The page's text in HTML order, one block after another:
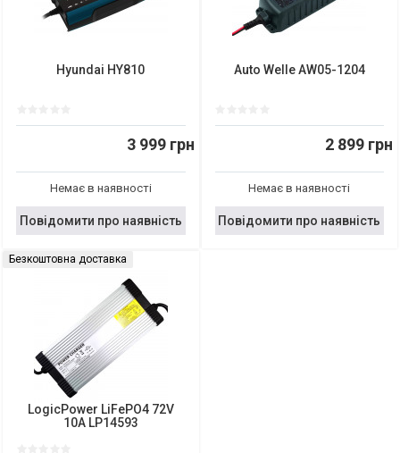
Hyundai HY810
3 999 грн
Немає в наявності
Повідомити про наявність
Auto Welle AW05-1204
2 899 грн
Немає в наявності
Повідомити про наявність
Безкоштовна доставка
LogicPower LiFePO4 72V
10A LP14593